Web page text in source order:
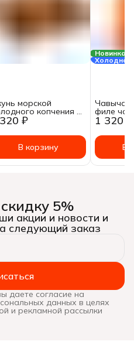
₽
морской
копчения ~
1кг
В корзину
Новинка
1 320 ₽
Чавыча
филе
200 г.
В
5%
акции и новости и
следующий заказ
даете согласие на
данных в целях
и рекламной рассылки